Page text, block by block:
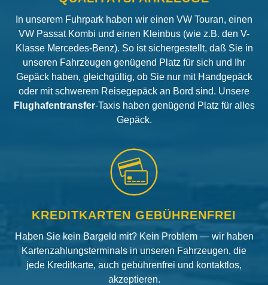
In unserem Fuhrpark haben wir einen VW Touran, einen
VW Passat Kombi und einen Kleinbus (wie z.B. den V-
Klasse Mercedes-Benz). So ist sichergestellt, daß Sie in
unseren Fahrzeugen genügend Platz für sich und Ihr
Gepäck haben, gleichgültig, ob Sie nur mit Handgepäck
oder mit schwerem Reisegepäck an Bord sind. Unsere
Flughafentransfer-Taxis haben genügend Platz für alles
Gepäck.
KREDITKARTEN GEBÜHRENFREI
Haben Sie kein Bargeld mit? Kein Problem — wir haben
Kartenzahlungsterminals in unseren Fahrzeugen, die
jede Kreditkarte, auch gebührenfrei und kontaktlos,
akzeptieren.